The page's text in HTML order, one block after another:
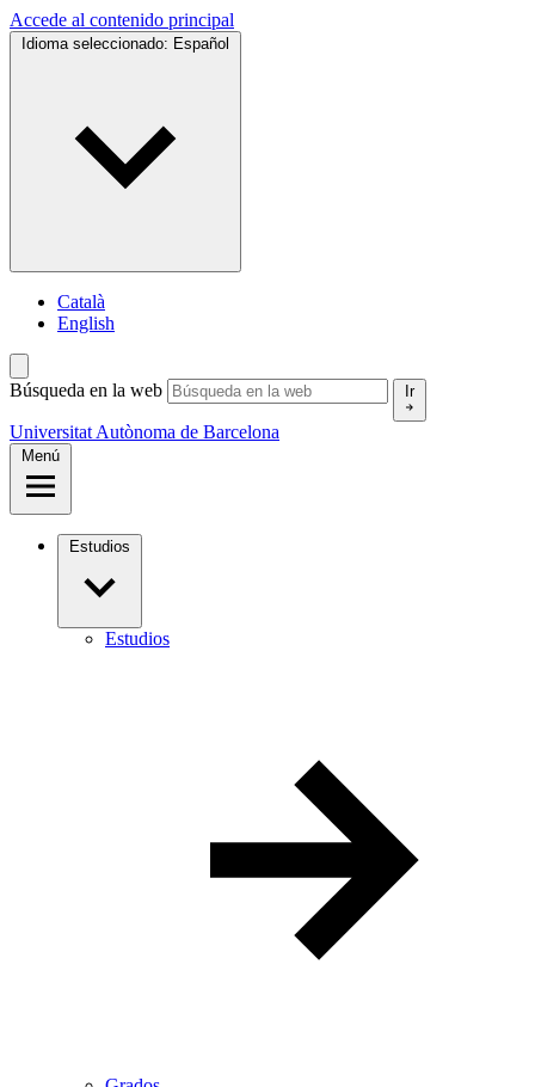
Accede al contenido principal
Idioma seleccionado: Español
Català
English
Búsqueda en la web Ir
Universitat Autònoma de Barcelona
Menú
Estudios
Estudios